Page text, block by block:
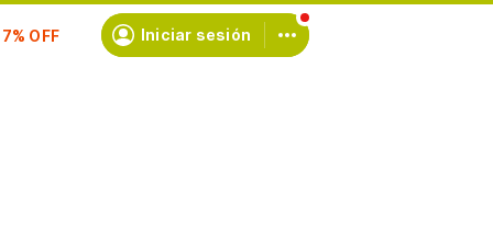
Iniciar sesión